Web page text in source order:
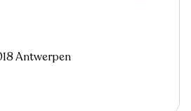
Antwerpen